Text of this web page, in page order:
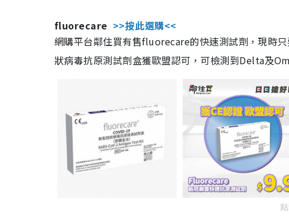
fluorecare >>按此選購<<
網購平台鄰住買有售fluorecare的快速測試劑，現時
狀病毒抗原測試劑盒獲歐盟認可，可檢測到Delta及